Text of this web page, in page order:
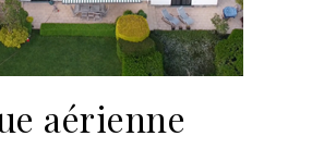
aérienne